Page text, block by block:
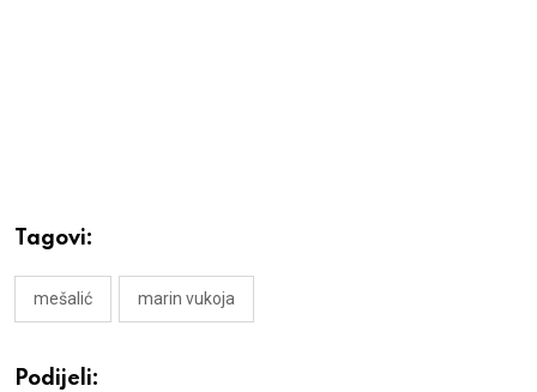
Tagovi:
mešalić marin vukoja
Podijeli: